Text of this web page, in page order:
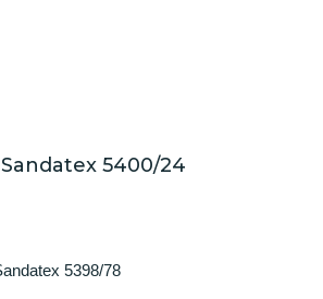
5400/24